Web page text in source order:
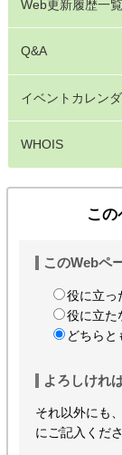
Web更新履歴一覧
Q&A
イベントカレン
WHOIS
こ
このWebペ
役に立っ
役に立た
どちらと
よろしけれ
それ以外にも
にご記入くださ